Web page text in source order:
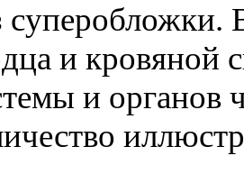
суперобложки.
и кровяной
и органов